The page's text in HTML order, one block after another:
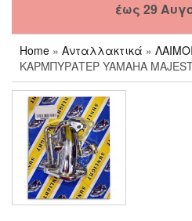
έως 29
Home » Ανταλλακτικά »
ΚΑΡΜΠΥΡΑΤΕΡ YAMAHA